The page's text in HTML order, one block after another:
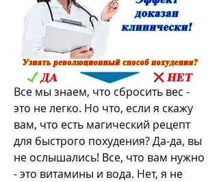
Все мы знаем, что сбросить вес -
это не легко. Но что, если я скажу
вам, что есть магический рецепт
для быстрого похудения? Да-да, вы
не ослышались! Все, что вам нужно
- это витамины и вода. Нет, я не